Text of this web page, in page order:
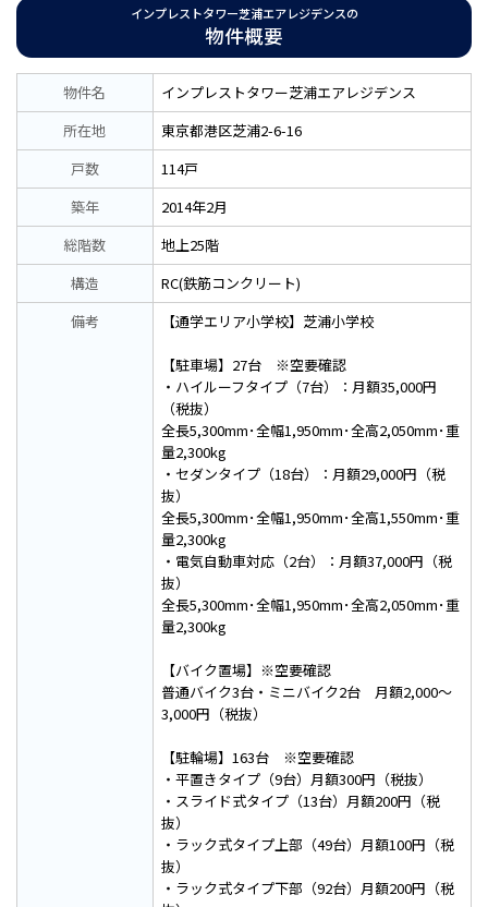
インプレストタワー芝浦エアレジデンスの
物件概要
物件名
インプレストタワー芝浦エアレジデンス
所在地
東京都港区芝浦2-6-16
戸数
114戸
築年
2014年2月
総階数
地上25階
構造
RC(鉄筋コンクリート)
備考
【通学エリア小学校】芝浦小学校
【駐車場】27台 ※空要確認
・ハイルーフタイプ（7台）：月額35,000円
（税抜）
全長5,300mm･全幅1,950mm･全高2,050mm･重
量2,300kg
・セダンタイプ（18台）：月額29,000円（税
抜）
全長5,300mm･全幅1,950mm･全高1,550mm･重
量2,300kg
・電気自動車対応（2台）：月額37,000円（税
抜）
全長5,300mm･全幅1,950mm･全高2,050mm･重
量2,300kg
【バイク置場】※空要確認
普通バイク3台・ミニバイク2台 月額2,000～
3,000円（税抜）
【駐輪場】163台 ※空要確認
・平置きタイプ（9台）月額300円（税抜）
・スライド式タイプ（13台）月額200円（税
抜）
・ラック式タイプ上部（49台）月額100円（税
抜）
・ラック式タイプ下部（92台）月額200円（税